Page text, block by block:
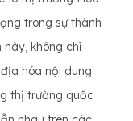
trong sự thành
không chỉ
hóa nội dung
thị trường quốc